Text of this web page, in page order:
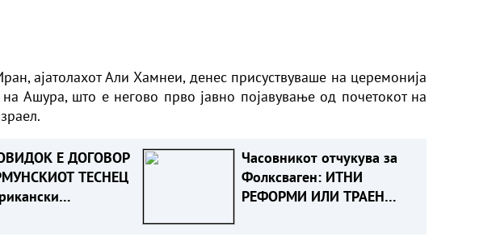
ајатолахот Али Хамнеи, денес присуствуваше на церемонија
Ашура, што е негово прво јавно појавување од почетокот на
Е ДОГОВОР
ТЕСНЕЦ
Часовникот отчукува за
Фолксваген: ИТНИ
РЕФОРМИ ИЛИ ТРАЕН